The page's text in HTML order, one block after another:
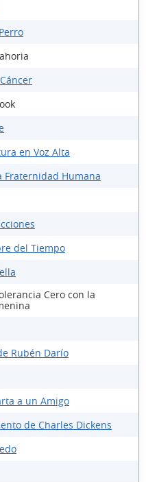
en Voz Alta
Fraternidad Humana
del Tiempo
Cero con la
Rubén Darío
a un Amigo
de Charles Dickens